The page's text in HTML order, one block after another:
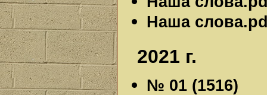
Наша
2021 г.
№ 01 (1516)